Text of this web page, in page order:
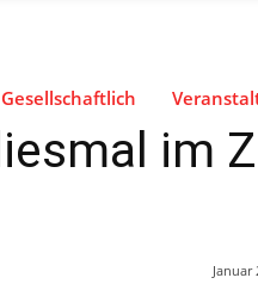
Gesellschaftlich
im
Januar